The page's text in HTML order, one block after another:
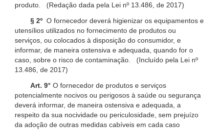
produto. (Redação dada pela Lei nº 13.486, de 2017)
§ 2º O fornecedor deverá higienizar os equipamentos e
utensílios utilizados no fornecimento de produtos ou
serviços, ou colocados à disposição do consumidor, e
informar, de maneira ostensiva e adequada, quando for o
caso, sobre o risco de contaminação. (Incluído pela Lei nº
13.486, de 2017)
Art. 9° O fornecedor de produtos e serviços
potencialmente nocivos ou perigosos à saúde ou segurança
deverá informar, de maneira ostensiva e adequada, a
respeito da sua nocividade ou periculosidade, sem prejuízo
da adoção de outras medidas cabíveis em cada caso